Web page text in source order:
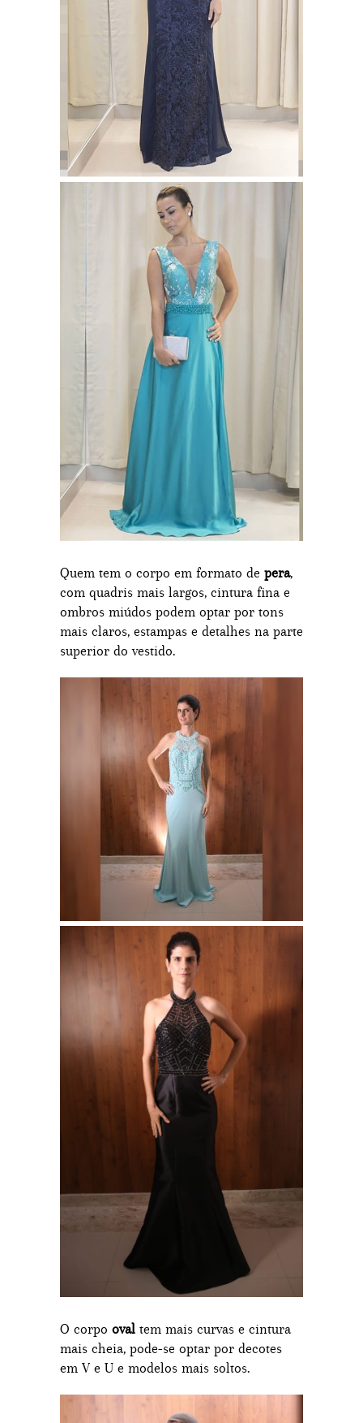
Quem tem o corpo em formato de pera,
com quadris mais largos, cintura fina e
ombros miúdos podem optar por tons
mais claros, estampas e detalhes na parte
superior do vestido.
O corpo oval tem mais curvas e cintura
mais cheia, pode-se optar por decotes
em V e U e modelos mais soltos.